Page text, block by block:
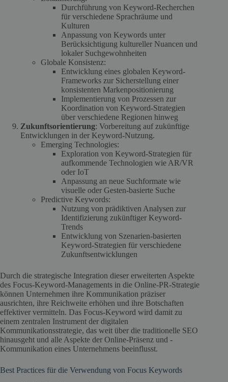
Durchführung von Keyword-Recherchen
für verschiedene Sprachräume und
Kulturen
Anpassung von Keywords unter
Berücksichtigung kultureller Nuancen und
lokaler Suchgewohnheiten
Globale Konsistenz:
Entwicklung eines globalen Keyword-
Frameworks zur Sicherstellung einer
konsistenten Markenpositionierung
Implementierung von Prozessen zur
Koordination von Keyword-Strategien
über verschiedene Regionen hinweg
Zukunftsorientierung: Vorbereitung auf zukünftige
Entwicklungen in der Keyword-Nutzung.
Emerging Technologies:
Exploration von Keyword-Strategien für
aufkommende Technologien wie AR/VR
oder IoT
Anpassung an neue Suchformate wie
visuelle oder Gesten-basierte Suche
Predictive Keywords:
Nutzung von prädiktiven Analysen zur
Identifizierung zukünftiger Keyword-
Trends
Entwicklung von Szenarien-basierten
Keyword-Strategien für verschiedene
Zukunftsentwicklungen
Durch die strategische Integration dieser erweiterten Aspekte
des Focus-Keyword-Managements in die Online-PR-Strategie
können Unternehmen ihre Kommunikation präziser
ausrichten, ihre Reichweite erhöhen und ihre Botschaften
effektiver vermitteln. Das Focus-Keyword wird damit zu
einem zentralen Instrument der digitalen
Kommunikationsstrategie, das weit über die traditionelle SEO
hinausgeht und alle Aspekte der Online-Präsenz und -
Kommunikation eines Unternehmens beeinflusst.
Best Practices für die Verwendung von Focus Keywords